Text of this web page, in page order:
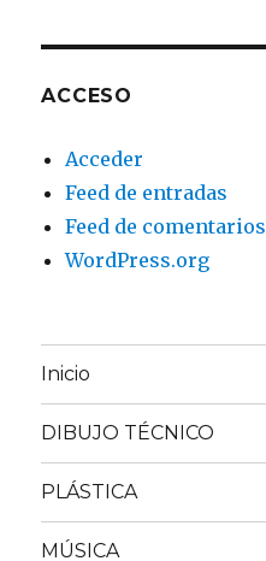
ACCESO
Acceder
Feed de entradas
Feed de comentarios
WordPress.org
Inicio
DIBUJO TÉCNICO
PLÁSTICA
MÚSICA